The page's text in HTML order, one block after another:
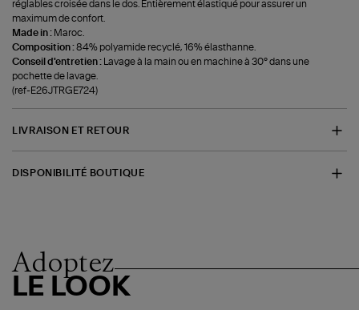
réglables croisée dans le dos. Entièrement élastiqué pour assurer un
maximum de confort.
Made in : Maroc.
Composition :84% polyamide recyclé, 16% élasthanne.
Conseil d'entretien :
Lavage à la main ou en machine à 30° dans une
pochette de lavage.
(ref-E26JTRGE724)
LIVRAISON ET RETOUR
DISPONIBILITÉ BOUTIQUE
Adoptez
LE LOOK